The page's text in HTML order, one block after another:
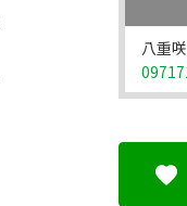
八重